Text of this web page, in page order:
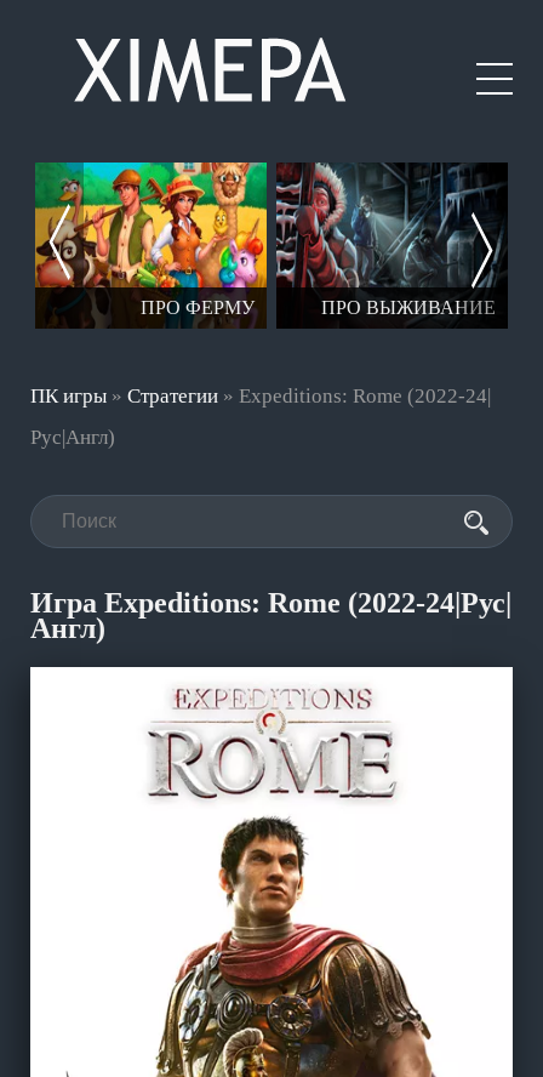
ПРО ФЕРМУ ПРО ВЫЖИВАНИЕ
ПК игры » Стратегии » Expeditions: Rome (2022-24|
Рус|Англ)
Игра Expeditions: Rome (2022-24|Рус|
Англ)